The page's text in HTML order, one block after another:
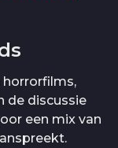
horrorfilms,
de discussie
een mix van